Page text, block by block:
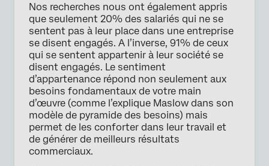
Nos recherches nous ont également appris
que seulement 20% des salariés qui ne se
sentent pas à leur place dans une entreprise
se disent engagés. A l’inverse, 91% de ceux
qui se sentent appartenir à leur société se
disent engagés. Le sentiment
d’appartenance répond non seulement aux
besoins fondamentaux de votre main
d’œuvre (comme l’explique Maslow dans son
modèle de pyramide des besoins) mais
permet de les conforter dans leur travail et
de générer de meilleurs résultats
commerciaux.